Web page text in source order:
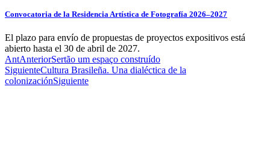
Convocatoria de la Residencia Artística de Fotografía 2026–2027
El plazo para envío de propuestas de proyectos expositivos está
abierto hasta el 30 de abril de 2027.
AntAnteriorSertão um espaço construído
SiguienteCultura Brasileña. Una dialéctica de la
colonizaciónSiguiente